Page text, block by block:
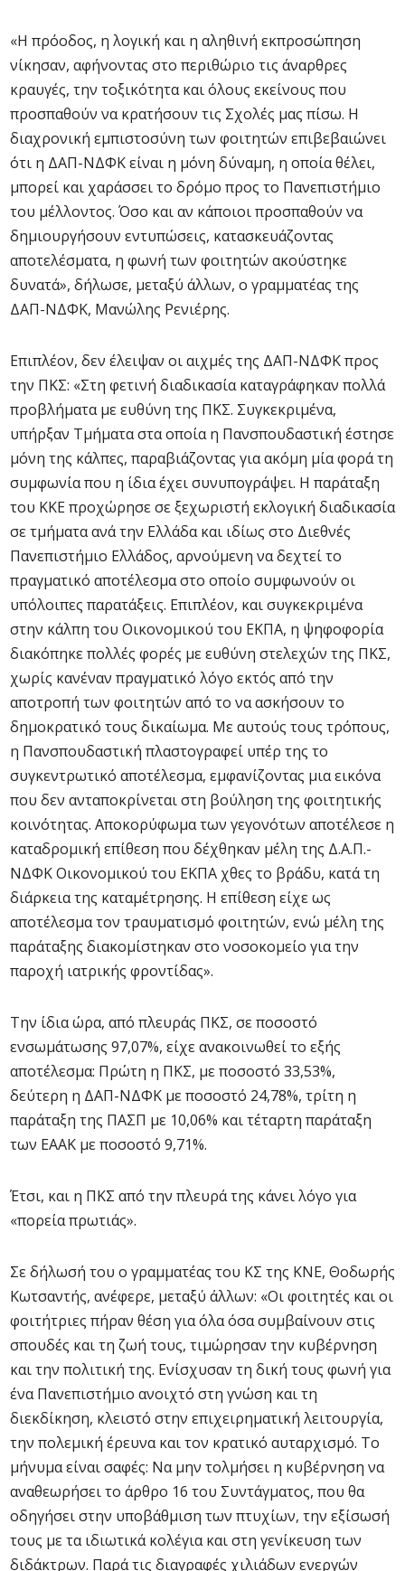
«Η πρόοδος, η λογική και η αληθινή εκπροσώπηση
νίκησαν, αφήνοντας στο περιθώριο τις άναρθρες
κραυγές, την τοξικότητα και όλους εκείνους που
προσπαθούν να κρατήσουν τις Σχολές μας πίσω. Η
διαχρονική εμπιστοσύνη των φοιτητών επιβεβαιώνει
ότι η ΔΑΠ-ΝΔΦΚ είναι η μόνη δύναμη, η οποία θέλει,
μπορεί και χαράσσει το δρόμο προς το Πανεπιστήμιο
του μέλλοντος. Όσο και αν κάποιοι προσπαθούν να
δημιουργήσουν εντυπώσεις, κατασκευάζοντας
αποτελέσματα, η φωνή των φοιτητών ακούστηκε
δυνατά», δήλωσε, μεταξύ άλλων, ο γραμματέας της
ΔΑΠ-ΝΔΦΚ, Μανώλης Ρενιέρης.
Επιπλέον, δεν έλειψαν οι αιχμές της ΔΑΠ-ΝΔΦΚ προς
την ΠΚΣ: «Στη φετινή διαδικασία καταγράφηκαν πολλά
προβλήματα με ευθύνη της ΠΚΣ. Συγκεκριμένα,
υπήρξαν Τμήματα στα οποία η Πανσπουδαστική έστησε
μόνη της κάλπες, παραβιάζοντας για ακόμη μία φορά τη
συμφωνία που η ίδια έχει συνυπογράψει. Η παράταξη
του ΚΚΕ προχώρησε σε ξεχωριστή εκλογική διαδικασία
σε τμήματα ανά την Ελλάδα και ιδίως στο Διεθνές
Πανεπιστήμιο Ελλάδος, αρνούμενη να δεχτεί το
πραγματικό αποτέλεσμα στο οποίο συμφωνούν οι
υπόλοιπες παρατάξεις. Επιπλέον, και συγκεκριμένα
στην κάλπη του Οικονομικού του ΕΚΠΑ, η ψηφοφορία
διακόπηκε πολλές φορές με ευθύνη στελεχών της ΠΚΣ,
χωρίς κανέναν πραγματικό λόγο εκτός από την
αποτροπή των φοιτητών από το να ασκήσουν το
δημοκρατικό τους δικαίωμα. Με αυτούς τους τρόπους,
η Πανσπουδαστική πλαστογραφεί υπέρ της το
συγκεντρωτικό αποτέλεσμα, εμφανίζοντας μια εικόνα
που δεν ανταποκρίνεται στη βούληση της φοιτητικής
κοινότητας. Αποκορύφωμα των γεγονότων αποτέλεσε η
καταδρομική επίθεση που δέχθηκαν μέλη της Δ.Α.Π.-
ΝΔΦΚ Οικονομικού του ΕΚΠΑ χθες το βράδυ, κατά τη
διάρκεια της καταμέτρησης. Η επίθεση είχε ως
αποτέλεσμα τον τραυματισμό φοιτητών, ενώ μέλη της
παράταξης διακομίστηκαν στο νοσοκομείο για την
παροχή ιατρικής φροντίδας».
Την ίδια ώρα, από πλευράς ΠΚΣ, σε ποσοστό
ενσωμάτωσης 97,07%, είχε ανακοινωθεί το εξής
αποτέλεσμα: Πρώτη η ΠΚΣ, με ποσοστό 33,53%,
δεύτερη η ΔΑΠ-ΝΔΦΚ με ποσοστό 24,78%, τρίτη η
παράταξη της ΠΑΣΠ με 10,06% και τέταρτη παράταξη
των ΕΑΑΚ με ποσοστό 9,71%.
Έτσι, και η ΠΚΣ από την πλευρά της κάνει λόγο για
«πορεία πρωτιάς».
Σε δήλωσή του ο γραμματέας του ΚΣ της ΚΝΕ, Θοδωρής
Κωτσαντής, ανέφερε, μεταξύ άλλων: «Οι φοιτητές και οι
φοιτήτριες πήραν θέση για όλα όσα συμβαίνουν στις
σπουδές και τη ζωή τους, τιμώρησαν την κυβέρνηση
και την πολιτική της. Ενίσχυσαν τη δική τους φωνή για
ένα Πανεπιστήμιο ανοιχτό στη γνώση και τη
διεκδίκηση, κλειστό στην επιχειρηματική λειτουργία,
την πολεμική έρευνα και τον κρατικό αυταρχισμό. Το
μήνυμα είναι σαφές: Να μην τολμήσει η κυβέρνηση να
αναθεωρήσει το άρθρο 16 του Συντάγματος, που θα
οδηγήσει στην υποβάθμιση των πτυχίων, την εξίσωσή
τους με τα ιδιωτικά κολέγια και στη γενίκευση των
διδάκτρων. Παρά τις διαγραφές χιλιάδων ενεργών